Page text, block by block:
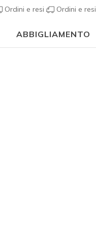
Ordini e resi Ordini e resi
ABBIGLIAMENTO